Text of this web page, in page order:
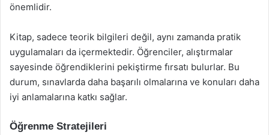
önemlidir.
Kitap, sadece teorik bilgileri değil, aynı zamanda pratik
uygulamaları da içermektedir. Öğrenciler, alıştırmalar
sayesinde öğrendiklerini pekiştirme fırsatı bulurlar. Bu
durum, sınavlarda daha başarılı olmalarına ve konuları daha
iyi anlamalarına katkı sağlar.
Öğrenme Stratejileri